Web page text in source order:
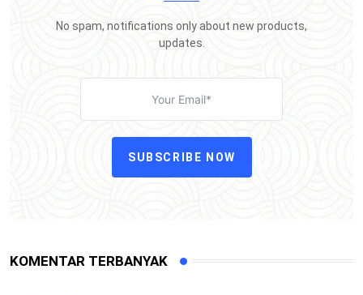
No spam, notifications only about new products,
updates.
SUBSCRIBE NOW
KOMENTAR TERBANYAK